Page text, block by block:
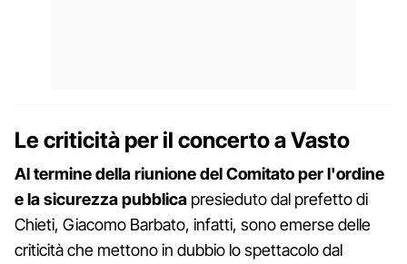
Le criticità per il concerto a Vasto
Al termine della riunione del Comitato per l'ordine
e la sicurezza pubblica presieduto dal prefetto di
Chieti, Giacomo Barbato, infatti, sono emerse delle
criticità che mettono in dubbio lo spettacolo dal